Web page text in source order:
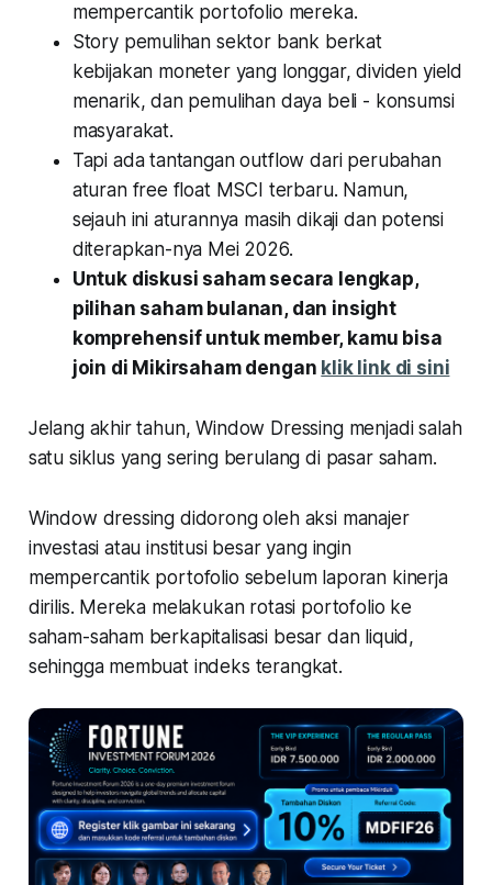
mempercantik portofolio mereka.
Story pemulihan sektor bank berkat
kebijakan moneter yang longgar, dividen yield
menarik, dan pemulihan daya beli - konsumsi
masyarakat.
Tapi ada tantangan outflow dari perubahan
aturan free floatMSCI terbaru. Namun,
sejauh ini aturannya masih dikaji dan potensi
diterapkan-nya Mei 2026.
Untuk diskusi saham secara lengkap,
pilihan saham bulanan, dan insight
komprehensif untuk member, kamu bisa
join di Mikirsaham dengan klik link di sini
Jelang akhir tahun, Window Dressing menjadi salah
satu siklus yang sering berulang di pasar saham.
Window dressing didorong oleh aksi manajer
investasi atau institusi besar yang ingin
mempercantik portofolio sebelum laporan kinerja
dirilis. Mereka melakukan rotasi portofolio ke
saham-saham berkapitalisasi besar dan liquid,
sehingga membuat indeks terangkat.